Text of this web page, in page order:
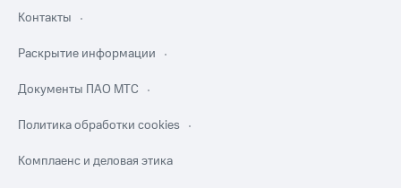
Контакты
Раскрытие информации
Документы ПАО МТС
Политика обработки cookies
Комплаенс и деловая этика